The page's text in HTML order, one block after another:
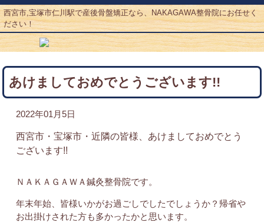
西宮市,宝塚市仁川駅で産後骨盤矯正なら、NAKAGAWA整骨院にお任せく
ださい！
あけましておめでとうございます!!
2022年01月5日
西宮市・宝塚市・近隣の皆様、あけましておめでとう
ございます!!
ＮＡＫＡＧＡＷＡ鍼灸整骨院です。
年末年始、皆様いかがお過ごしでしたでしょうか？帰省や
お出掛けされた方も多かったかと思います。